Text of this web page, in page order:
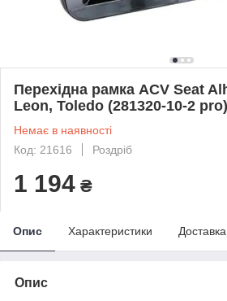
Перехідна рамка ACV Seat
Leon, Toledo (281320-10-2 pro)
Немає в наявності
Код: 21616
Роздріб
1 194 ₴
Опис Характеристики Доставка
Опис